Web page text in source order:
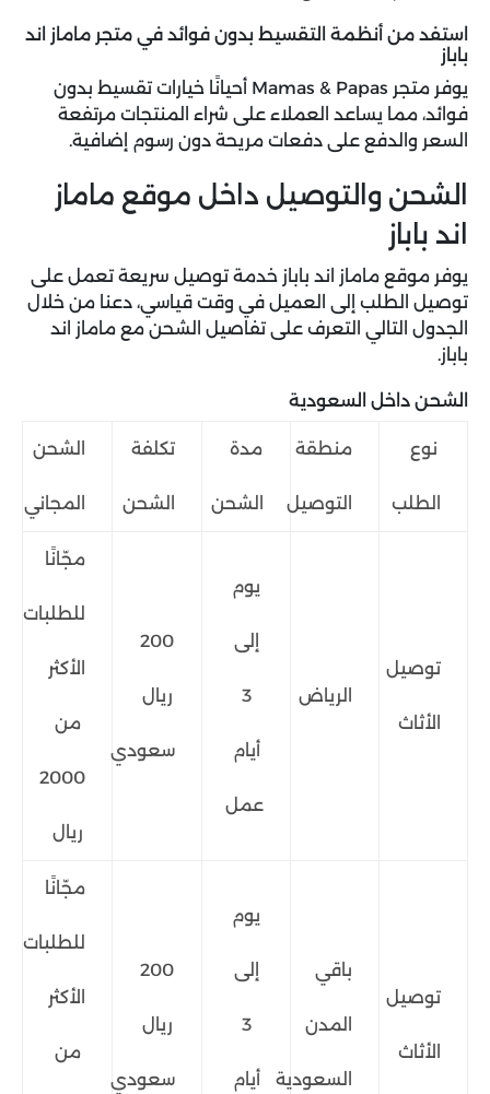
استفد من أنظمة التقسيط بدون فوائد في متجر ماماز اند
باباز
يوفر متجر Mamas & Papas أحيانًا خيارات تقسيط بدون
فوائد، مما يساعد العملاء على شراء المنتجات مرتفعة
السعر والدفع على دفعات مريحة دون رسوم إضافية.
الشحن والتوصيل داخل موقع ماماز
اند باباز
يوفر موقع ماماز اند باباز خدمة توصيل سريعة تعمل على
توصيل الطلب إلى العميل في وقت قياسي، دعنا من خلال
الجدول التالي التعرف على تفاصيل الشحن مع ماماز اند
باباز.
الشحن داخل السعودية
نوع
الطلب
منطقة
التوصيل
مدة
الشحن
تكلفة
الشحن
الشحن
المجاني
توصيل
الأثاث
الرياض
يوم
إلى
3
أيام
عمل
200
ريال
سعودي
مجّانًا
للطلبات
الأكثر
من
2000
ريال
توصيل
الأثاث
باقي
المدن
السعودية
يوم
إلى
3
أيام
200
ريال
سعودي
مجّانًا
للطلبات
الأكثر
من